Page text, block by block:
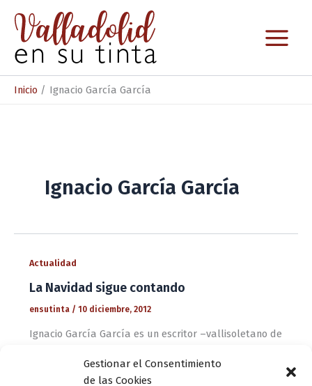
Gestionar el Consentimiento
de las Cookies
contenido
Inicio Ignacio García García
Ignacio García García
Actualidad
La Navidad sigue contando
ensutinta / 10 diciembre, 2012
Ignacio García García es un escritor –vallisoletano de
formar un tándem perfecto: la literatura y la Navidad.